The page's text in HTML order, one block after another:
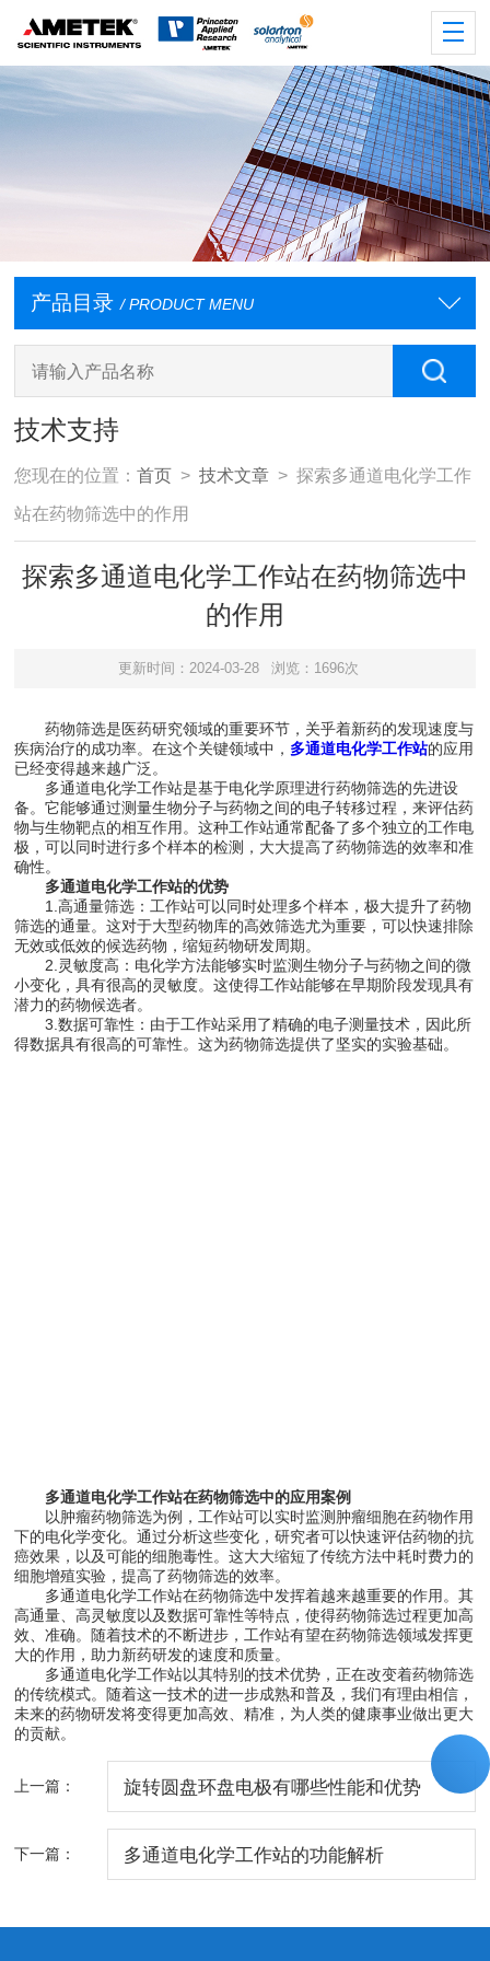
产品目录 / PRODUCT MENU
技术支持
您现在的位置：首页 >技术文章 > 探索多通道电化学工作
站在药物筛选中的作用
探索多通道电化学工作站在药物筛选中
的作用
更新时间：2024-03-28 浏览：1696次
药物筛选是医药研究领域的重要环节，关乎着新药的发现速度与
疾病治疗的成功率。在这个关键领域中， 多通道电化学工作站的应用
已经变得越来越广泛。
多通道电化学工作站是基于电化学原理进行药物筛选的先进设
备。它能够通过测量生物分子与药物之间的电子转移过程，来评估药
物与生物靶点的相互作用。这种工作站通常配备了多个独立的工作电
极，可以同时进行多个样本的检测，大大提高了药物筛选的效率和准
确性。
多通道电化学工作站的优势
1.高通量筛选：工作站可以同时处理多个样本，极大提升了药物
筛选的通量。这对于大型药物库的高效筛选尤为重要，可以快速排除
无效或低效的候选药物，缩短药物研发周期。
2.灵敏度高：电化学方法能够实时监测生物分子与药物之间的微
小变化，具有很高的灵敏度。这使得工作站能够在早期阶段发现具有
潜力的药物候选者。
3.数据可靠性：由于工作站采用了精确的电子测量技术，因此所
得数据具有很高的可靠性。这为药物筛选提供了坚实的实验基础。
多通道电化学工作站在药物筛选中的应用案例
以肿瘤药物筛选为例，工作站可以实时监测肿瘤细胞在药物作用
下的电化学变化。通过分析这些变化，研究者可以快速评估药物的抗
癌效果，以及可能的细胞毒性。这大大缩短了传统方法中耗时费力的
细胞增殖实验，提高了药物筛选的效率。
多通道电化学工作站在药物筛选中发挥着越来越重要的作用。其
高通量、高灵敏度以及数据可靠性等特点，使得药物筛选过程更加高
效、准确。随着技术的不断进步，工作站有望在药物筛选领域发挥更
大的作用，助力新药研发的速度和质量。
多通道电化学工作站以其特别的技术优势，正在改变着药物筛选
的传统模式。随着这一技术的进一步成熟和普及，我们有理由相信，
未来的药物研发将变得更加高效、精准，为人类的健康事业做出更大
的贡献。
上一篇： 旋转圆盘环盘电极有哪些性能和优势
下一篇： 多通道电化学工作站的功能解析